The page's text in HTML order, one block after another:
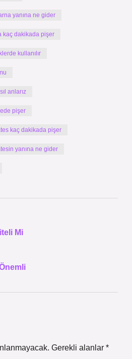
yanına ne gider
kaç dakikada pişer
kullanılır
anlarız
pişer
kaç dakikada pişer
yanına ne gider
Mi
Gerekli alanlar *